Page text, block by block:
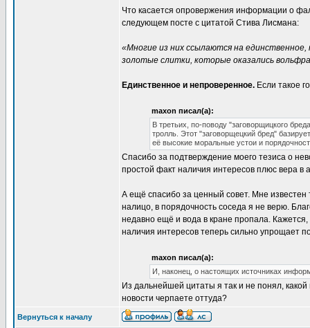
Что касается опровержения информации о
следующем посте с цитатой Стива Лисмана:
«Многие из них ссылаются на
золотые слитки, которые оказались
Единственное и непроверенное. Если такое
maxon писал(а):
В третьих, по-поводу "заговорщицкого
тролль. Этот "заговорщецкий бред"
её высокие моральные устои и
Спасибо за подтверждение моего тезиса о
простой факт наличия интересов плюс вера в
А ещё спасибо за ценный совет. Мне известен
налицо, в порядочность соседа я не верю.
недавно ещё и вода в кране пропала.
наличия интересов теперь сильно упрощает
maxon писал(а):
И, наконец, о настоящих источниках
Из дальнейшей цитаты я так и не понял,
новости черпаете оттуда?
Вернуться к началу